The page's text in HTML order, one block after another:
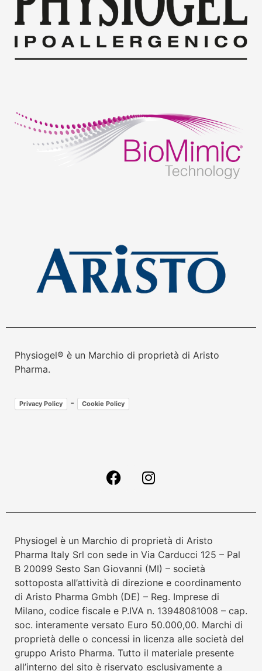
Physiogel® è un Marchio di proprietà di Aristo
Pharma.
Privacy Policy - Cookie Policy
Physiogel è un Marchio di proprietà di Aristo
Pharma Italy Srl con sede in Via Carducci 125 – Pal
B 20099 Sesto San Giovanni (MI) – società
sottoposta all’attività di direzione e coordinamento
di Aristo Pharma Gmbh (DE) – Reg. Imprese di
Milano, codice fiscale e P.IVA n. 13948081008 – cap.
soc. interamente versato Euro 50.000,00. Marchi di
proprietà delle o concessi in licenza alle società del
gruppo Aristo Pharma. Tutto il materiale presente
all’interno del sito è riservato esclusivamente a